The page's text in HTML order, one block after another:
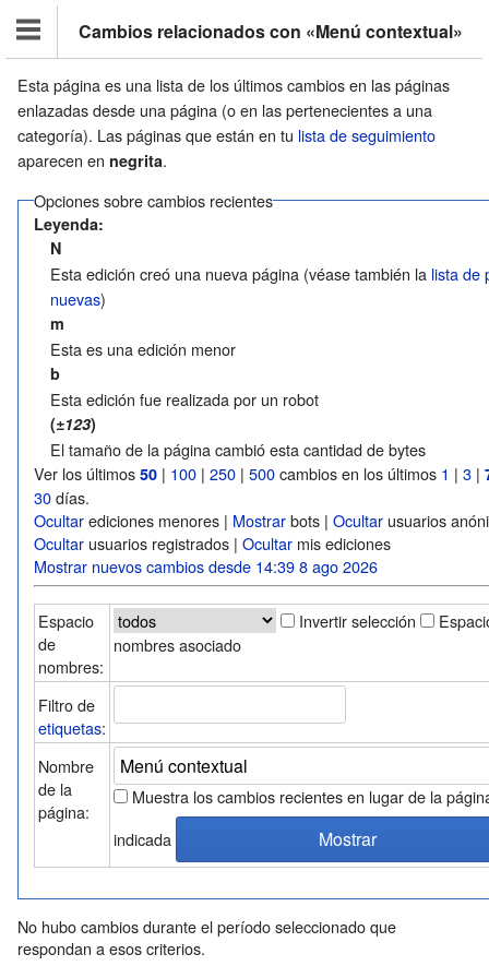
Cambios relacionados con «Menú contextual»
Esta página es una lista de los últimos cambios en las páginas
enlazadas desde una página (o en las pertenecientes a una
categoría). Las páginas que están en tu lista de seguimiento
aparecen en negrita.
Opciones sobre cambios recientes
Leyenda:
N
Esta edición creó una nueva página (véase también la lista de
nuevas)
m
Esta es una edición menor
b
Esta edición fue realizada por un robot
(±123)
El tamaño de la página cambió esta cantidad de bytes
Ver los últimos50 | 100 |250 |500cambios en los últimos 1 |3 |
30días.
Ocultarediciones menores | Mostrarbots |Ocultar usuarios
Ocultar usuarios registrados |Ocultar mis ediciones
Mostrar nuevos cambios desde 14:39 8 ago 2026
Espacio
de
nombres:
Invertir selección
nombres asociado
Filtro de
etiquetas:
Nombre
de la
página:
Muestra los cambios recientes en lugar de la
indicada
No hubo cambios durante el período seleccionado que
respondan a esos criterios.